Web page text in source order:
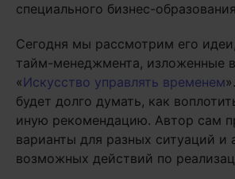
специального бизнес-
Сегодня мы рассмотрим его
тайм-менеджмента, изложенные
«Искусство управлять временем
будет долго думать, как
иную рекомендацию. Автор сам
варианты для разных ситуаций и
возможных действий по